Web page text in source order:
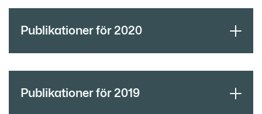
Publikationer för 2020
Publikationer för 2019